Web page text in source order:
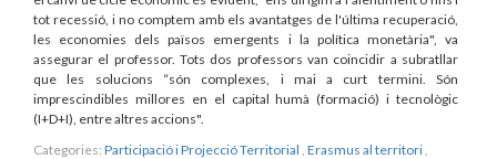
tot recessió, i no comptem amb els avantatges de l'última recuperació,
les economies dels països emergents i la política monetària", va
assegurar el professor. Tots dos professors van coincidir a subratllar
que les solucions “són complexes, i mai a curt termini. Són
imprescindibles millores en el capital humà (formació) i tecnològic
(I+D+I), entre altres accions".
Categories: Participació i Projecció Territorial Erasmus al territori